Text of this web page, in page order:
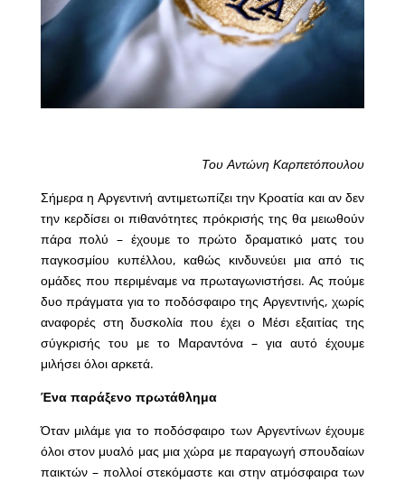
Του Αντώνη Καρπετόπουλου
Σήμερα η Αργεντινή αντιμετωπίζει την Κροατία και αν δεν
την κερδίσει οι πιθανότητες πρόκρισής της θα μειωθούν
πάρα πολύ – έχουμε το πρώτο δραματικό ματς του
παγκοσμίου κυπέλλου, καθώς κινδυνεύει μια από τις
ομάδες που περιμέναμε να πρωταγωνιστήσει. Ας πούμε
δυο πράγματα για το ποδόσφαιρο της Αργεντινής, χωρίς
αναφορές στη δυσκολία που έχει ο Μέσι εξαιτίας της
σύγκρισής του με το Μαραντόνα – για αυτό έχουμε
μιλήσει όλοι αρκετά.
Ένα παράξενο πρωτάθλημα
Όταν μιλάμε για το ποδόσφαιρο των Αργεντίνων έχουμε
όλοι στον μυαλό μας μια χώρα με παραγωγή σπουδαίων
παικτών – πολλοί στεκόμαστε και στην ατμόσφαιρα των